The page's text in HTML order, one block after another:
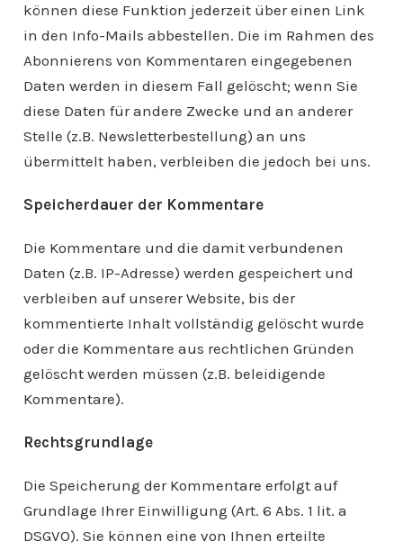
können diese Funktion jederzeit über einen Link
in den Info-Mails abbestellen. Die im Rahmen des
Abonnierens von Kommentaren eingegebenen
Daten werden in diesem Fall gelöscht; wenn Sie
diese Daten für andere Zwecke und an anderer
Stelle (z.B. Newsletterbestellung) an uns
übermittelt haben, verbleiben die jedoch bei uns.
Speicherdauer der Kommentare
Die Kommentare und die damit verbundenen
Daten (z.B. IP-Adresse) werden gespeichert und
verbleiben auf unserer Website, bis der
kommentierte Inhalt vollständig gelöscht wurde
oder die Kommentare aus rechtlichen Gründen
gelöscht werden müssen (z.B. beleidigende
Kommentare).
Rechtsgrundlage
Die Speicherung der Kommentare erfolgt auf
Grundlage Ihrer Einwilligung (Art. 6 Abs. 1 lit. a
DSGVO). Sie können eine von Ihnen erteilte